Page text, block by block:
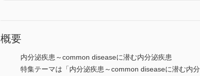
概要
内分泌疾患～common diseaseに潜む内分泌疾患
特集テーマは「内分泌疾患～common diseaseに潜む内